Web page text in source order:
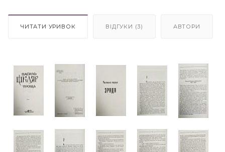
ЧИТАТИ УРИВОК ВІДГУКИ (3) АВТОРИ